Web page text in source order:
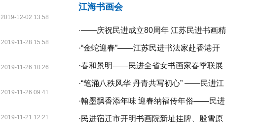
2019-12-02 13:58
2019-11-28 15:58
2019-11-26 10:26
2019-11-26 09:41
2019-11-21 12:21
江海书画会
·——庆祝民进成立80周年 江苏民进书画精
品展暨宿迁镇江扬州三市民进书画作品联
展开幕
·“金蛇迎春”——江苏民进书法家赴香港开
展挥春活动
·春和景明——民进全省女书画家春季联展
在宁开幕
·“笔涌八秩风华 丹青共写初心” ——民进江
苏省委会庆祝中国民主促进会成立80周年
书画精品展在苏州开幕
·翰墨飘香添年味 迎春纳福传年俗——民进
仪征市委会开展乙巳（2025）“春联万家•
·民进宿迁市开明书画院新址挂牌、殷雪原